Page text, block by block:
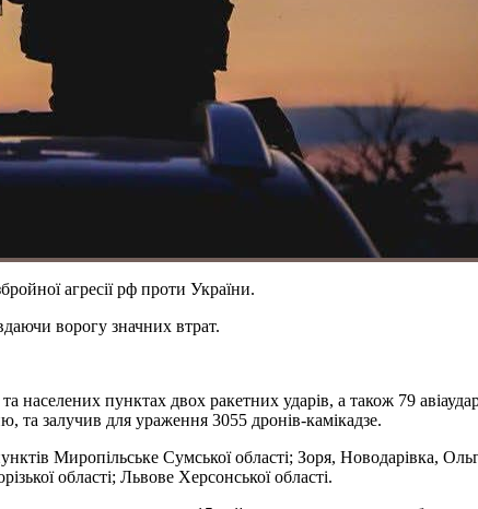
агресії рф проти України.
ворогу значних втрат.
населених пунктах двох ракетних ударів, а також 79
та залучив для ураження 3055 дронів-камікадзе.
Миропільське Сумської області; Зоря, Новодарівка,
області; Львове Херсонської області.